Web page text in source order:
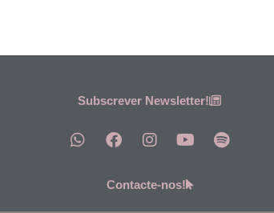
Subscrever Newsletter!
Contacte-nos!